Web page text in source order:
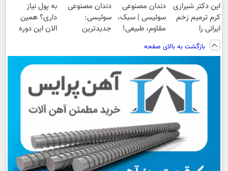
این دکتر شیرازی
کرم ترمیم زخم
ایرانی را
ساخت!!!
دندان مصنوعی
سوئیسی | سبک،
مقاوم، طبیعی!
رایگان+پرداخت
اقساطی😍
دندان مصنوعی
سوئیسی:
جدیدترین
پرداخت قسطی
به پول نیاز
داری؟ همین
الان این دوره
بازگشت به بالای صفحه